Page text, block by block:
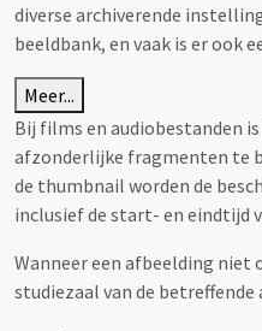
diverse archiverende
beeldbank, en vaak is er ook
Meer...
Bij films en audiobestanden
afzonderlijke fragmenten te
de thumbnail worden de
inclusief de start- en eindtijd
Wanneer een afbeelding niet
studiezaal van de